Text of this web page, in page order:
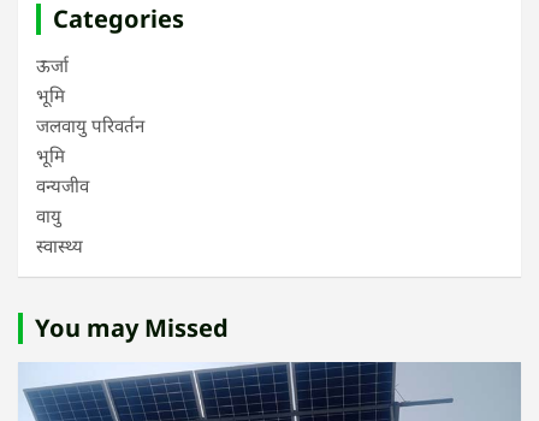
Categories
ऊर्जा
भूमि
जलवायु परिवर्तन
भूमि
वन्यजीव
वायु
स्वास्थ्य
You may Missed